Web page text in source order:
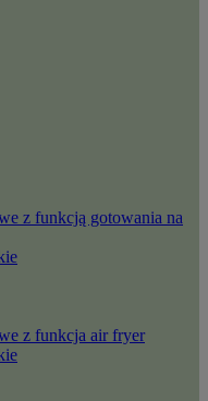
z funkcją gotowania na
z funkcja air fryer